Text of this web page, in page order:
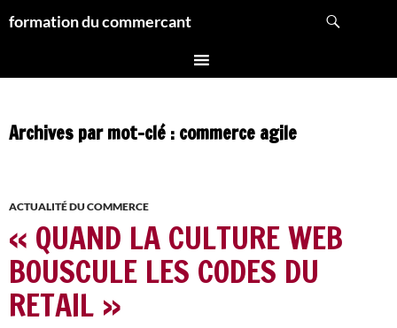
auformation du commercant
Archives par mot-clé : commerce agile
ACTUALITÉ DU COMMERCE
« QUAND LA CULTURE WEB
BOUSCULE LES CODES DU
RETAIL »